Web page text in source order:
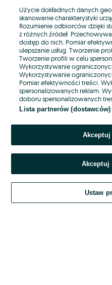
E-mail
Hasło
Nie pamiętasz hasła?
Kontynuując za pośrednictwem
Regulamin serwisu
Użycie dokładnych danych
skanowanie charakterystyki
Rozumienie odbiorców dzięki
z różnych źródeł.
dostęp do nich. Pomiar
ulepszanie usług. Tworzenie
Tworzenie profili w celu
Wykorzystywanie
Wykorzystywanie
Pomiar efektywności treści.
spersonalizowanych reklam.
doboru spersonalizowanych
Lista partnerów (dostawców)
Akceptuj
Ustaw